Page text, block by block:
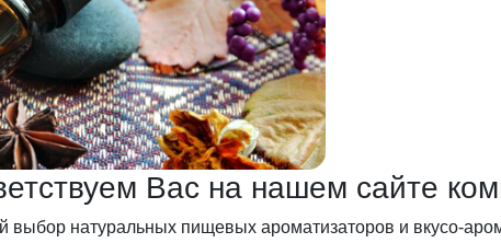
Вас на нашем сайте
выбор натуральных пищевых ароматизаторов и вкусо-